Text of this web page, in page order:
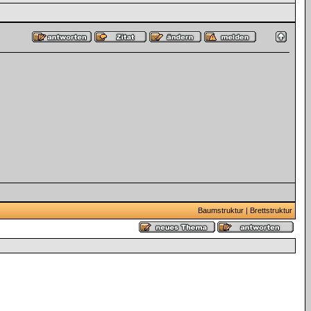
Baumstruktur| Brettstruktur